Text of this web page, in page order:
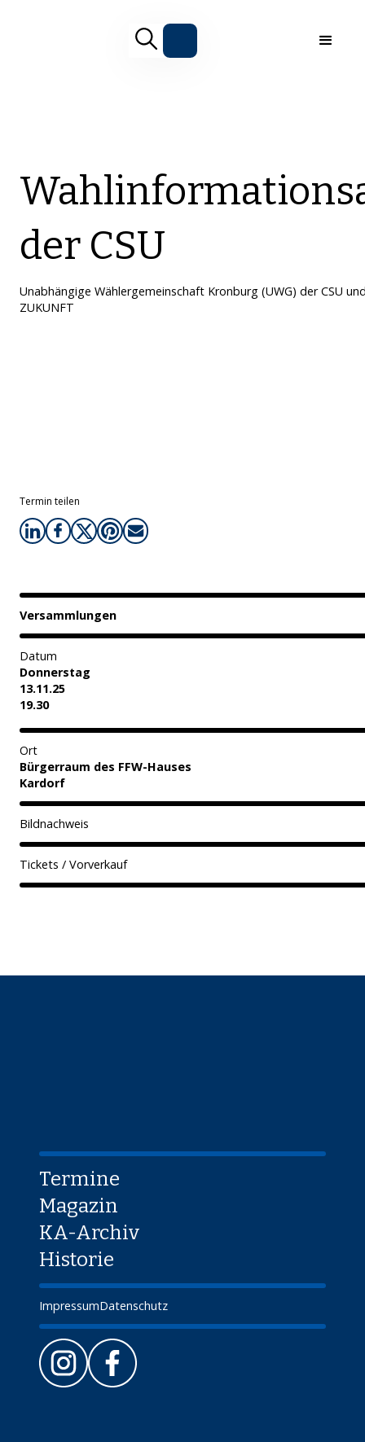
der CSU
Unabhängige Wählergemeinschaft Kronburg (UWG) der CSU
ZUKUNFT
Versammlungen
Datum
Donnerstag
13.11.25
19.30
Ort
Bürgerraum des FFW-Hauses
Kardorf
Bildnachweis
Tickets / Vorverkauf
Termin teilen
Termine
Magazin
KA-Archiv
Historie
ImpressumDatenschutz